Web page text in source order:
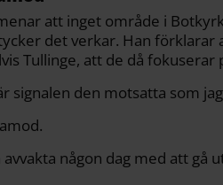
att inget område i
det verkar. Han förklarar
Tullinge, att de då fokuserar
signalen den motsatta som
avvakta någon dag med att